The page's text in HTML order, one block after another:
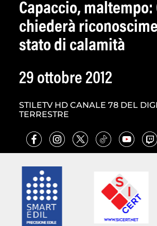
Capaccio, maltempo:
chiederà
stato di calamità
29 ottobre 2012
STILETV HD CANALE 78 DEL
TERRESTRE